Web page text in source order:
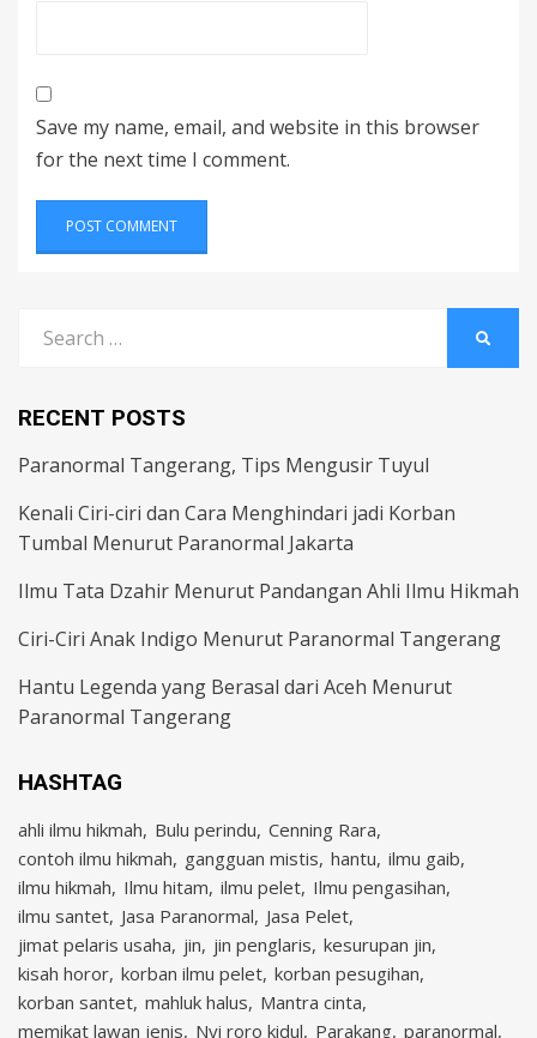
Save my name, email, and website in this browser
for the next time I comment.
for:
RECENT POSTS
Paranormal Tangerang, Tips Mengusir Tuyul
Kenali Ciri-ciri dan Cara Menghindari jadi Korban
Tumbal Menurut Paranormal Jakarta
Ilmu Tata Dzahir Menurut Pandangan Ahli Ilmu Hikmah
Ciri-Ciri Anak Indigo Menurut Paranormal Tangerang
Hantu Legenda yang Berasal dari Aceh Menurut
Paranormal Tangerang
HASHTAG
ahli ilmu hikmah Bulu perindu Cenning Rara
contoh ilmu hikmah gangguan mistis hantu ilmu gaib
ilmu hikmah Ilmu hitam ilmu pelet Ilmu pengasihan
ilmu santet Jasa Paranormal Jasa Pelet
jimat pelaris usaha jin jin penglaris kesurupan jin
kisah horor korban ilmu pelet korban pesugihan
korban santet mahluk halus Mantra cinta
memikat lawan jenis Nyi roro kidul Parakang paranormal